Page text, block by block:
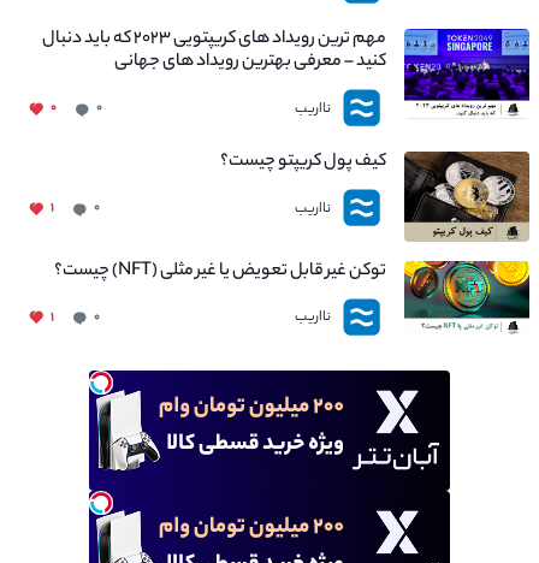
مهم ترین رویداد های کریپتویی ۲۰۲۳ که باید دنبال
کنید – معرفی بهترین رویداد های جهانی
نااریب ۰ ۰
کیف پول کریپتو چیست؟
نااریب ۰ ۱
توکن غیر قابل تعویض یا غیر مثلی (NFT) چیست؟
نااریب ۰ ۱